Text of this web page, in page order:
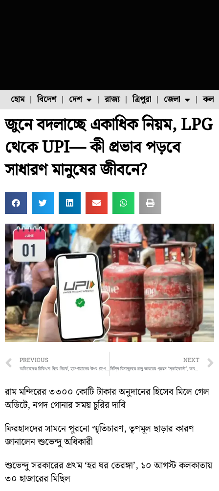
হোম বিদেশ দেশ
ফুল চাষ ফল চাষ মাছ চাষ পোল্ট্রি চাষ
রাজ্য ত্রিপুরা জেলা
উত্তর ২৪ পরগনা
জুনে বদলাচ্ছে একাধিক নিয়ম, LPG
থেকে UPI— কী প্রভাব পড়বে
সাধারণ মানুষের জীবনে?
Prev
PREVIOUS
অভিষেকের চিকিৎসা ঘিরে বিতর্ক, হাসপাতালের উপর চাপের অভিযোগ মমতার
NEXT
দিল্লি বিমানবন্দরে চালু ভারতের প্রথম ‘স্কাইকাস্ট’, আবহাওয়া পূর্বাভাসে নতুন যুগের সূচনা
রাম মন্দিরের ৩৩০০ কোটি টাকার অনুদানের হিসেব মিলে গেল
অডিটে, নগদ গোনার সময় চুরির দাবি
ফিরহাদদের সামনে পুরনো স্মৃতিচারণ, তৃণমূল ছাড়ার কারণ
জানালেন শুভেন্দু অধিকারী
শুভেন্দু সরকারের প্রথম ‘হর ঘর তেরঙ্গা’, ১০ আগস্ট কলকাতায়
৩০ হাজারের মিছিল